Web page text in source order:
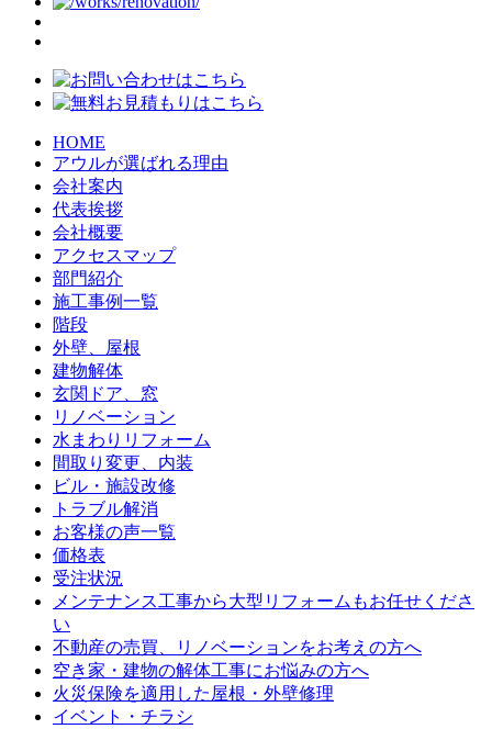
HOME
アウルが選ばれる理由
会社案内
代表挨拶
会社概要
アクセスマップ
部門紹介
施工事例一覧
階段
外壁、屋根
建物解体
玄関ドア、窓
リノベーション
水まわりリフォーム
間取り変更、内装
ビル・施設改修
トラブル解消
お客様の声一覧
価格表
受注状況
メンテナンス工事から大型リフォームもお任せくださ
い
不動産の売買、リノベーションをお考えの方へ
空き家・建物の解体工事にお悩みの方へ
火災保険を適用した屋根・外壁修理
イベント・チラシ